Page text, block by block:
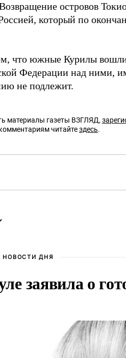
островов
который по
что южные Курилы
Федерации над ними,
не подлежит.
материалы газеты ВЗГЛЯД,
читайтездесь.
НОВОСТИ ДНЯ
заявила о